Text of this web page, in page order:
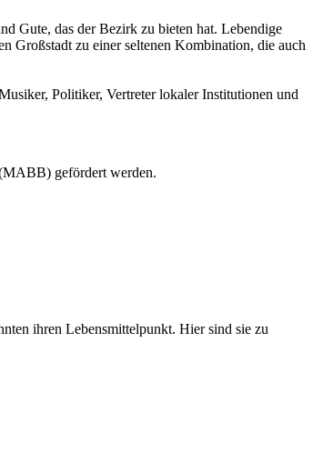
Gute, das der Bezirk zu bieten hat. Lebendige
Großstadt zu einer seltenen Kombination, die auch
Politiker, Vertreter lokaler Institutionen und
gefördert werden.
ihren Lebensmittelpunkt. Hier sind sie zu